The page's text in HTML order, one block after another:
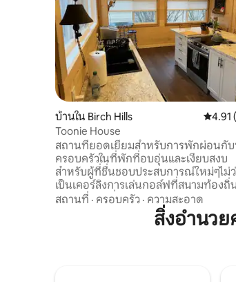
บ้านใน Birch Hills คะแนน
4.91
Toonie House
สถานที่ยอดเยี่ยมสำหรับการพักผ่อนกั
ครอบครัวในที่พักที่อบอุ่นและเงียบสงบ
สำหรับผู้ที่ชื่นชอบประสบการณ์ใหม่ๆไม่ว่
เป็นเคอร์ลิงการเล่นกอล์ฟที่สนามท้องถิ่
ของเราการเยี่ยมครอบครัวหรือเพียง
ต้องการตัดการเชื่อมต่อและหลีกหนีหรื
Fish for Walleye ที่ Jump Lake ซึ่งอยู่ห่
สถานที่ · ครอบครัว · ความสะอาด
สิ่งอำนว